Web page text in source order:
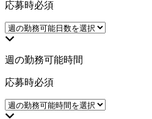
応募時必須
週の勤務可能時間
応募時必須